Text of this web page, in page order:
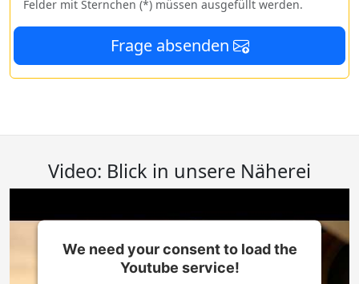
Felder mit Sternchen (*) müssen ausgefüllt werden.
Frage absenden
Video: Blick in unsere Näherei
We need your consent to load the
Youtube service!